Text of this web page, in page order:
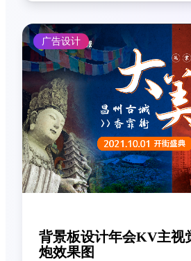
广告设计
背景板设计年会KV主视
炮效果图